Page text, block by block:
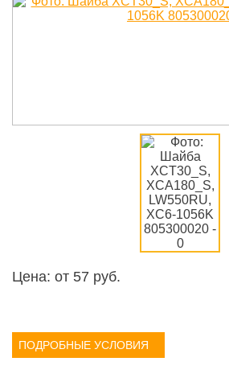
Цена: от 57 руб.
ПОДРОБНЫЕ УСЛОВИЯ